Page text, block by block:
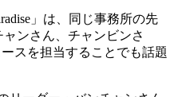
」は、同じ事務所の先
ンさん、チャンビンさ
スを担当することでも話題